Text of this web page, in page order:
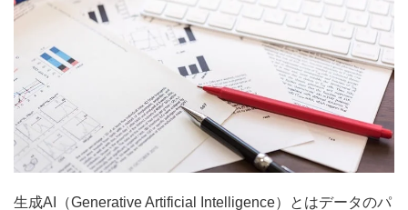
生成AI（Generative Artificial Intelligence）とはデータのパ